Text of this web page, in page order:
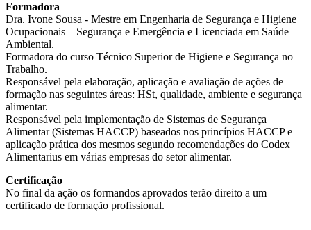
Formadora
Dra. Ivone Sousa - Mestre em Engenharia de Segurança e Higiene
Ocupacionais – Segurança e Emergência e Licenciada em Saúde
Ambiental.
Formadora do curso Técnico Superior de Higiene e Segurança no
Trabalho.
Responsável pela elaboração, aplicação e avaliação de ações de
formação nas seguintes áreas: HSt, qualidade, ambiente e segurança
alimentar.
Responsável pela implementação de Sistemas de Segurança
Alimentar (Sistemas HACCP) baseados nos princípios HACCP e
aplicação prática dos mesmos segundo recomendações do Codex
Alimentarius em várias empresas do setor alimentar.
Certificação
No final da ação os formandos aprovados terão direito a um
certificado de formação profissional.